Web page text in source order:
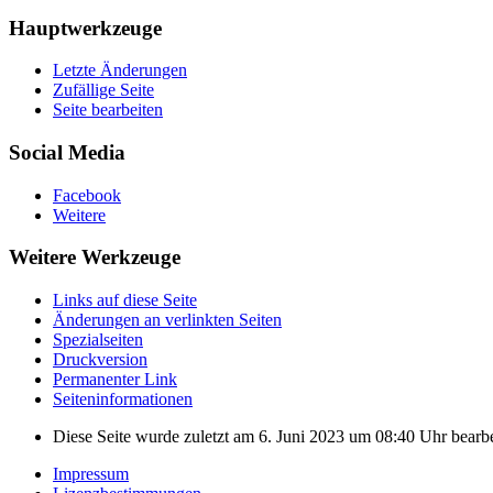
Hauptwerkzeuge
Letzte Änderungen
Zufällige Seite
Seite bearbeiten
Social Media
Facebook
Weitere
Weitere Werkzeuge
Links auf diese Seite
Änderungen an verlinkten Seiten
Spezialseiten
Druckversion
Permanenter Link
Seiten­­informationen
Diese Seite wurde zuletzt am 6. Juni 2023 um 08:40 Uhr
Impressum